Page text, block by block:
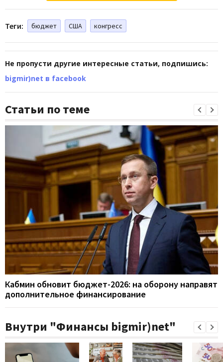
Теги: бюджет США конгресс
Не пропусти другие интересные статьи, подпишись:
bigmir)net в facebook
Статьи по теме
Кабмин обновит бюджет-2026: на оборону направят
дополнительное финансирование
Внутри "Финансы bigmir)net"